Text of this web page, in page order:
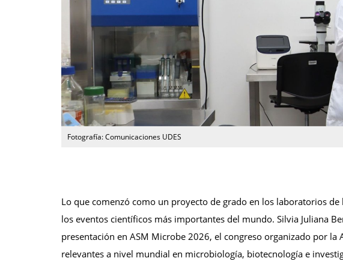
Fotografía: Comunicaciones UDES
Lo que comenzó como un proyecto de grado en los laboratorios
los eventos científicos más importantes del mundo. Silvia Juliana
presentación en ASM Microbe 2026, el congreso organizado por
relevantes a nivel mundial en microbiología, biotecnología e